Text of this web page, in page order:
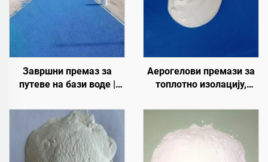
Завршни премаз за
путеве на бази воде |
промену боје за
унутрашње и спољашње
коловозе
Аерогелови премази за
топлотно изолацију,
апсорпцију, отпорност на
влагу и плесени, за кров,
солар, спољни зид,
унутрашњи зид,